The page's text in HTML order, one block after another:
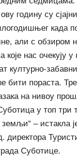
годину су
када
али с обзиром
које нас очекују
културно-
бити пораста.
на нивоу
у топ три
земљи“ – истакла
директора
Суботице.